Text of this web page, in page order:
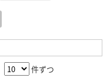
件ずつ